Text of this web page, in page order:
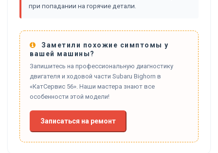
при попадании на горячие детали.
Заметили похожие симптомы у
вашей машины?
Запишитесь на профессиональную диагностику
двигателя и ходовой части Subaru Bighorn в
«КатСервис 56». Наши мастера знают все
особенности этой модели!
Записаться на ремонт